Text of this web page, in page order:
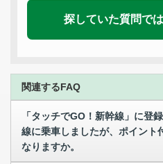
探していた質問で
関連するFAQ
「タッチでGO！新幹線」に登
線に乗車しましたが、ポイント
なりますか。